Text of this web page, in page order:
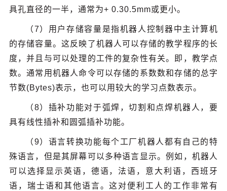
具孔直径的一半，通常为+ 0.30.5mm或更小。
（7）用户存储容量是指机器人控制器中主计算机
的存储容量。这反映了机器人可以存储的教学程序的长
度，并且与可以处理的工件的复杂性有关。即，教学点
数。通常用机器人命令可以存储的系数数和存储的总字
节数(Bytes)表示，也可以用较大的学习点数表示。
（8）插补功能对于弧焊，切割和点焊机器人，要
具有线性插补和圆弧插补功能。
（9）语言转换功能每个工厂机器人都有自己的特
殊语言，但是其屏幕可以多种语言显示。例如，机器人
可以选择显示英语，德语，法语，意大利语，西班牙
语，瑞士语和其他语言。这对便利工人的工作非常有